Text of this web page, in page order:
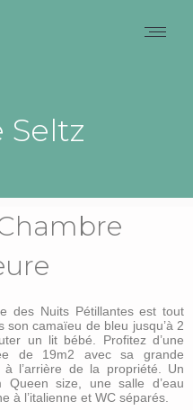
Seltz
des Nuits Pétillantes est tout
camaïeu de bleu jusqu’à 2
un lit bébé. Profitez d’une
de 19m2 avec sa grande
l’arrière de la propriété. Un
size, une salle d’eau
à l’italienne et WC séparés.